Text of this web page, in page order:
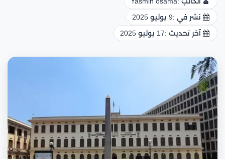
نشر في :9 يوليو 2025
آخر تحديث :17 يوليو 2025